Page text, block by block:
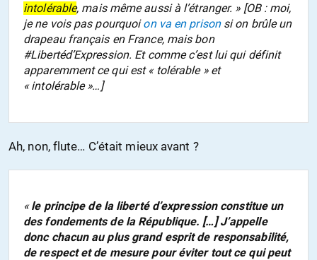
intolérable, mais même aussi à l’étranger. » [OB : moi,
je ne vois pas pourquoion va en prison si on brûle un
drapeau français en France, mais bon
#Libertéd’Expression. Et comme c’est lui qui définit
apparemment ce qui est « tolérable » et
« intolérable »…]
Ah, non, flute… C’était mieux avant ?
«le principe de la liberté d’expression constitue un
des fondements de la République. […] J’appelle
donc chacun au plus grand esprit de responsabilité,
de respect et de mesure pour éviter tout ce qui peut